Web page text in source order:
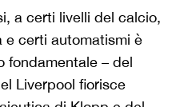
a certi livelli del calcio,
e certi automatismi è
fondamentale – del
Liverpool fiorisce